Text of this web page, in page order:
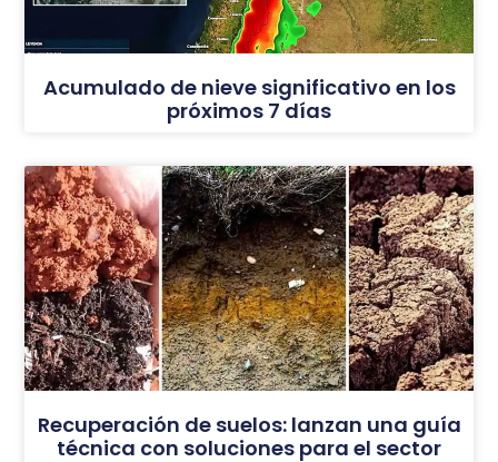
Acumulado de nieve significativo en los
próximos 7 días
Recuperación de suelos: lanzan una guía
técnica con soluciones para el sector